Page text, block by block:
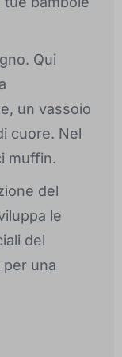
Qui
un vassoio
cuore. Nel
muffin.
del
le
del
per una